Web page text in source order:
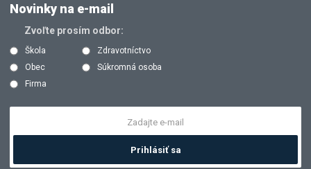
Novinky na e-mail
Zvoľte prosím odbor:
Škola
Zdravotníctvo
Obec
Súkromná osoba
Firma
Prihlásiť sa